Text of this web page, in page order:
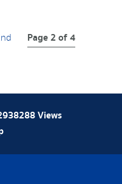
Page 2 of 4
Views